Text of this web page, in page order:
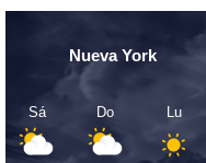
Nueva York
Sá Do Lu